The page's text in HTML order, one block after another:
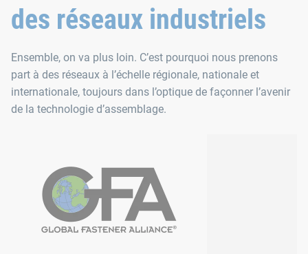
des réseaux industriels
Ensemble, on va plus loin. C’est pourquoi nous prenons
part à des réseaux à l’échelle régionale, nationale et
internationale, toujours dans l’optique de façonner l’avenir
de la technologie d’assemblage.